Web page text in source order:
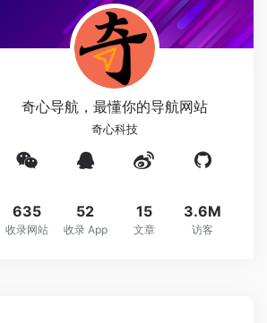
奇心导航，最懂你的导航网站
奇心科技
635
收录网站
52
收录 App
15
文章
3.6M
访客